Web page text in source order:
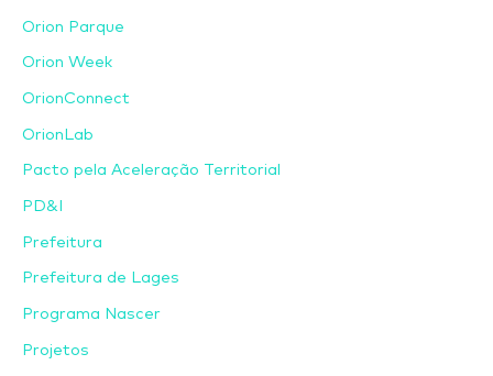
Orion Parque
Orion Week
OrionConnect
OrionLab
Pacto pela Aceleração Territorial
PD&I
Prefeitura
Prefeitura de Lages
Programa Nascer
Projetos